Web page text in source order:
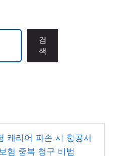
검
색
캐리어 파손 시 항공사
험 중복 청구 비법